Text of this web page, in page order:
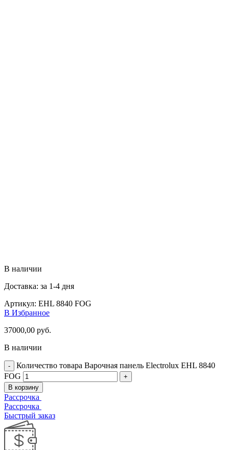
В наличии
Доставка: за 1-4 дня
Артикул: EHL 8840 FOG
В Избранное
37000,00 руб.
В наличии
Количество товара Варочная панель Electrolux EHL 8840
FOG
В корзину
Рассрочка
Рассрочка
Быстрый заказ